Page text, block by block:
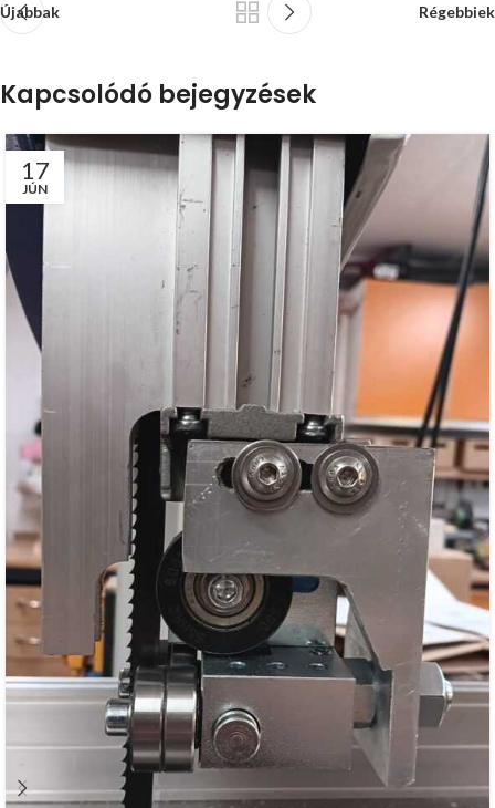
Újabbak Régebbiek
Kapcsolódó bejegyzések
17
JÚN